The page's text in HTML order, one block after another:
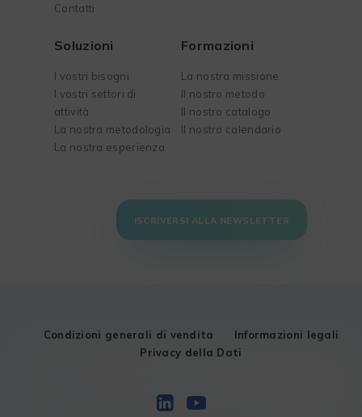
Contatti
Soluzioni
I vostri bisogni
I vostri settori di
attività
La nostra metodologia
La nostra esperienza
Formazioni
La nostra missione
Il nostro metodo
Il nostro catalogo
Il nostro calendario
ISCRIVERSI ALLA NEWSLETTER
Condizioni generali di vendita
Informazioni legali
Privacy della Dati